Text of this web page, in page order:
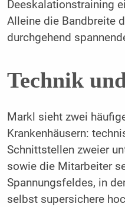
Deeskalationstraining
Alleine die Bandbreite
durchgehend
Technik
Markl sieht zwei
Krankenhäusern:
Schnittstellen zweier
sowie die Mitarbeiter
Spannungsfeldes, in
selbst supersichere